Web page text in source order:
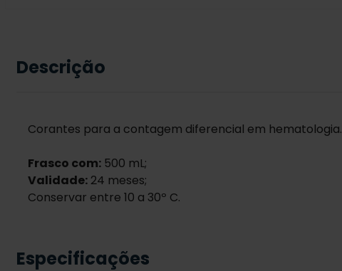
Descrição
Corantes para a contagem diferencial em hematologia.
Frasco com:500 mL;
Validade:24 meses;
Conservar entre 10 a 30º C.
Especificações